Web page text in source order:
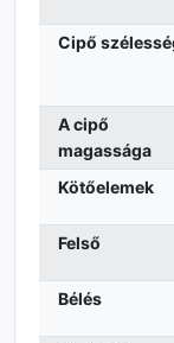
Cipő
A cipő
magassága
Kötőelemek
Felső
Bélés